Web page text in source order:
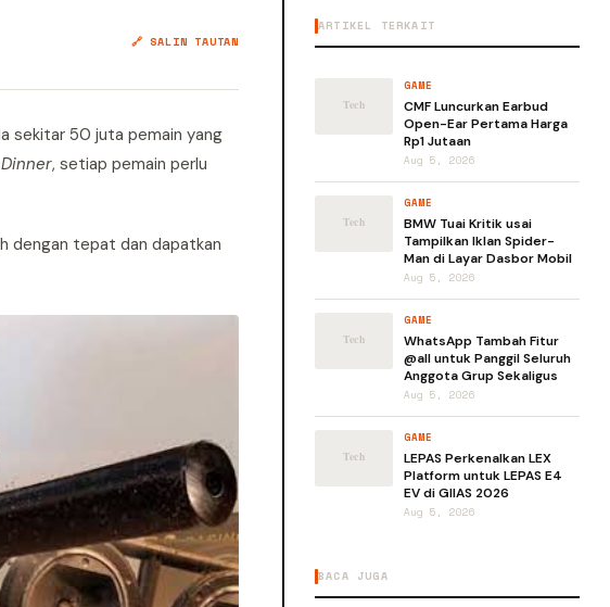
🔗 SALIN TAUTAN
sekitar 50 juta pemain yang
, setiap pemain perlu
dengan tepat dan dapatkan
ARTIKEL TERKAIT
GAME
CMF Luncurkan Earbud
Open-Ear Pertama Harga
Rp1 Jutaan
Aug 5, 2026
GAME
BMW Tuai Kritik usai
Tampilkan Iklan Spider-
Man di Layar Dasbor Mobil
Aug 5, 2026
GAME
WhatsApp Tambah Fitur
@all untuk Panggil Seluruh
Anggota Grup Sekaligus
Aug 5, 2026
GAME
LEPAS Perkenalkan LEX
Platform untuk LEPAS E4
EV di GIIAS 2026
Aug 5, 2026
BACA JUGA